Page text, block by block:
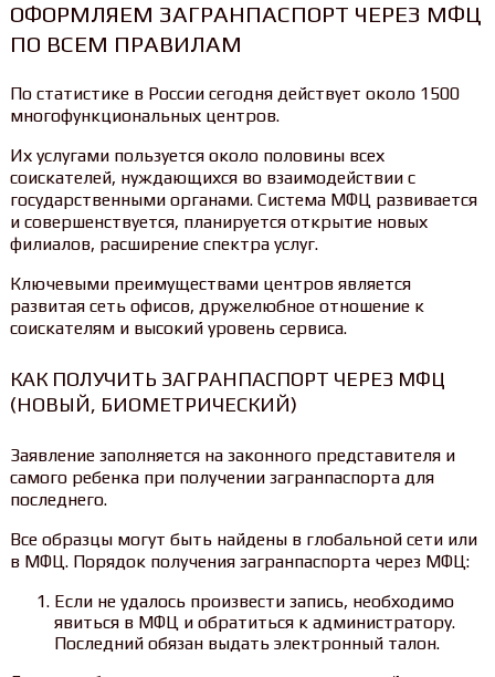
ОФОРМЛЯЕМ ЗАГРАНПАСПОРТ ЧЕРЕЗ МФЦ
ПО ВСЕМ ПРАВИЛАМ
По статистике в России сегодня действует около 1500
многофункциональных центров.
Их услугами пользуется около половины всех
соискателей, нуждающихся во взаимодействии с
государственными органами. Система МФЦ развивается
и совершенствуется, планируется открытие новых
филиалов, расширение спектра услуг.
Ключевыми преимуществами центров является
развитая сеть офисов, дружелюбное отношение к
соискателям и высокий уровень сервиса.
КАК ПОЛУЧИТЬ ЗАГРАНПАСПОРТ ЧЕРЕЗ МФЦ
(НОВЫЙ, БИОМЕТРИЧЕСКИЙ)
Заявление заполняется на законного представителя и
самого ребенка при получении загранпаспорта для
последнего.
Все образцы могут быть найдены в глобальной сети или
в МФЦ. Порядок получения загранпаспорта через МФЦ:
Если не удалось произвести запись, необходимо
явиться в МФЦ и обратиться к администратору.
Последний обязан выдать электронный талон.